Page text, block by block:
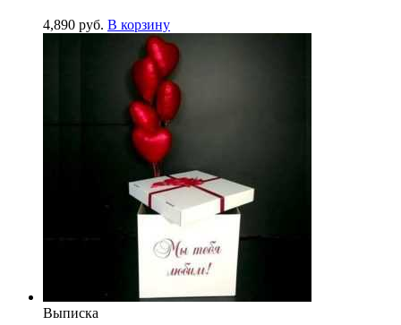
4,890 руб. В корзину
Выписка